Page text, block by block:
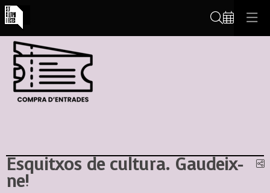
Esquitxos de cultura. Gaudeix-
ne!